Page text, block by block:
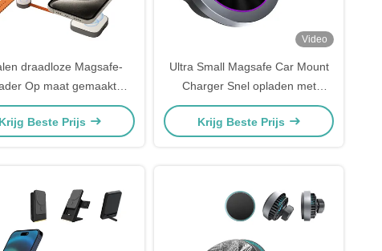
draadloze Magsafe-
Op maat gemaakt
oplader voor telefoon
en horloge
Krijg Beste Prijs
Video
Ultra Small Magsafe Car Mount
Charger Snel opladen met
telefoonhouder voor auto's
Krijg Beste Prijs